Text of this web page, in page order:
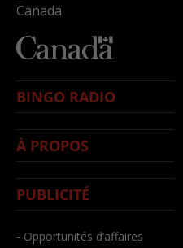
Canada
BINGO RADIO
À PROPOS
PUBLICITÉ
- Opportunités d’affaires